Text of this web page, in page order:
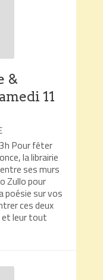
&
11
Pour fêter
la librairie
ses murs
Zullo pour
poésie sur vos
ces deux
leur tout